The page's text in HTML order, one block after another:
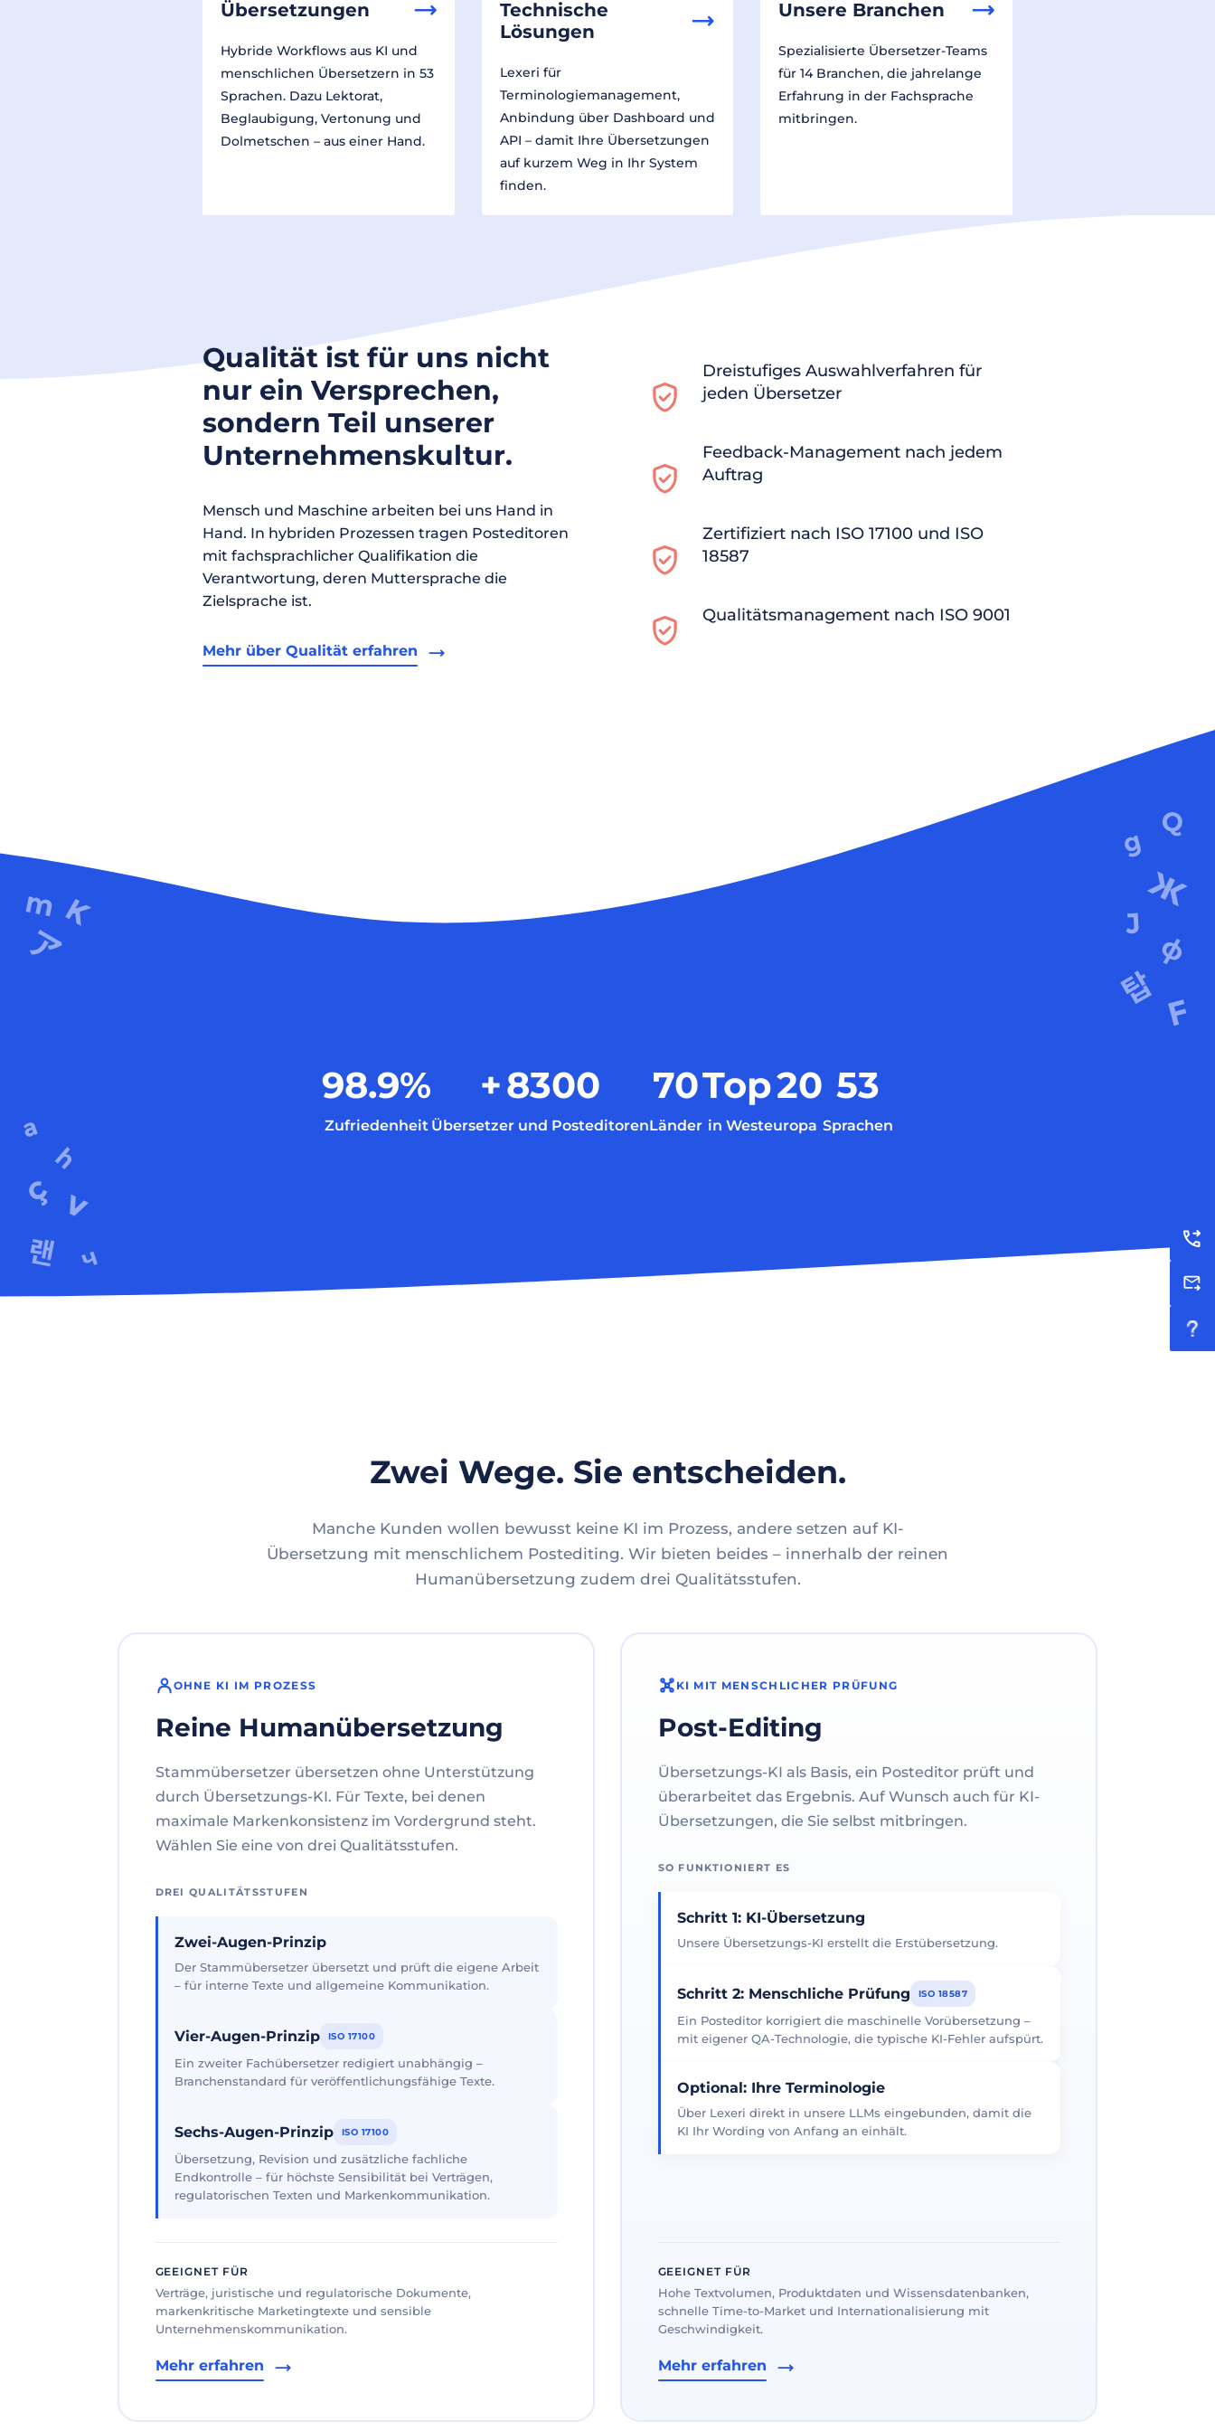
Übersetzungen
Hybride Workflows aus KI und
menschlichen Übersetzern in 53
Sprachen. Dazu Lektorat,
Beglaubigung, Vertonung und
Dolmetschen – aus einer Hand.
Technische
Lösungen
Lexeri für
Terminologiemanagement,
Anbindung über Dashboard und
API – damit Ihre Übersetzungen
auf kurzem Weg in Ihr System
finden.
Unsere Branchen
Spezialisierte Übersetzer-Teams
für 14 Branchen, die jahrelange
Erfahrung in der Fachsprache
mitbringen.
Qualität ist für uns nicht
nur ein Versprechen,
sondern Teil unserer
Unternehmenskultur.
Mensch und Maschine arbeiten bei uns Hand in
Hand. In hybriden Prozessen tragen Posteditoren
mit fachsprachlicher Qualifikation die
Verantwortung, deren Muttersprache die
Zielsprache ist.
Mehr über Qualität erfahren
Dreistufiges Auswahlverfahren für
jeden Übersetzer
Feedback-Management nach jedem
Auftrag
Zertifiziert nach ISO 17100 und ISO
18587
Qualitätsmanagement nach ISO 9001
98.9%
Zufriedenheit
+8300
Übersetzer und Posteditoren
70
Länder
Top20
in Westeuropa
53
Sprachen
Zwei Wege. Sie entscheiden.
Manche Kunden wollen bewusst keine KI im Prozess, andere setzen auf KI-
Übersetzung mit menschlichem Postediting. Wir bieten beides – innerhalb der reinen
Humanübersetzung zudem drei Qualitätsstufen.
OHNE KI IM PROZESS
Reine Humanübersetzung
Stammübersetzer übersetzen ohne Unterstützung
durch Übersetzungs-KI. Für Texte, bei denen
maximale Markenkonsistenz im Vordergrund steht.
Wählen Sie eine von drei Qualitätsstufen.
DREI QUALITÄTSSTUFEN
Zwei-Augen-Prinzip
Der Stammübersetzer übersetzt und prüft die eigene Arbeit
– für interne Texte und allgemeine Kommunikation.
Vier-Augen-Prinzip ISO 17100
Ein zweiter Fachübersetzer redigiert unabhängig –
Branchenstandard für veröffentlichungsfähige Texte.
Sechs-Augen-Prinzip ISO 17100
Übersetzung, Revision und zusätzliche fachliche
Endkontrolle – für höchste Sensibilität bei Verträgen,
regulatorischen Texten und Markenkommunikation.
GEEIGNET FÜR
Verträge, juristische und regulatorische Dokumente,
markenkritische Marketingtexte und sensible
Unternehmenskommunikation.
Mehr erfahren
KI MIT MENSCHLICHER PRÜFUNG
Post-Editing
Übersetzungs-KI als Basis, ein Posteditor prüft und
überarbeitet das Ergebnis. Auf Wunsch auch für KI-
Übersetzungen, die Sie selbst mitbringen.
SO FUNKTIONIERT ES
Schritt 1: KI-Übersetzung
Unsere Übersetzungs-KI erstellt die Erstübersetzung.
Schritt 2: Menschliche Prüfung ISO 18587
Ein Posteditor korrigiert die maschinelle Vorübersetzung –
mit eigener QA-Technologie, die typische KI-Fehler aufspürt.
Optional: Ihre Terminologie
Über Lexeri direkt in unsere LLMs eingebunden, damit die
KI Ihr Wording von Anfang an einhält.
GEEIGNET FÜR
Hohe Textvolumen, Produktdaten und Wissensdatenbanken,
schnelle Time-to-Market und Internationalisierung mit
Geschwindigkeit.
Mehr erfahren